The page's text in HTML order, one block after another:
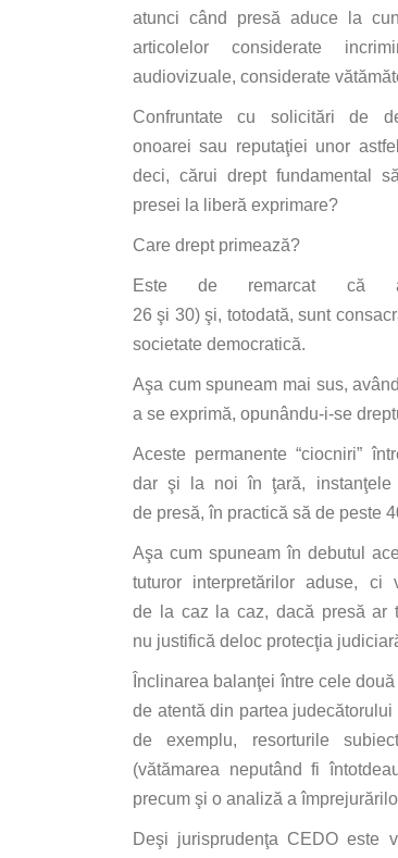
atuncicând presă aduce la
articolelor considerate
audiovizuale, considerate
Confruntate cu solicitări de
onoareisau reputaţiei unor
deci,cărui drept fundamentalsă
presei la liberă exprimare?
Care drept primează?
Este de remarcat că
26şi 30)şi, totodată,sunt
societate democratică.
Aşa cum spuneam mai sus,având
a se exprimă, opunându-i-se
Aceste permanente “ciocniri”
darşi la noiîn ţară, instanţele
de presă, în practică să de peste
Aşa cum spuneam în debutul
tuturor interpretăriloraduse, ci
de
la caz la caz, dacă presă ar
nu justifică deloc protecţia
Înclinarea balanţei între celedouă
de atentă din partea judecătorului
de exemplu, resorturile
(vătămarea neputând fi
precum şi o analiză a
Deşi jurisprudenţa CEDO este